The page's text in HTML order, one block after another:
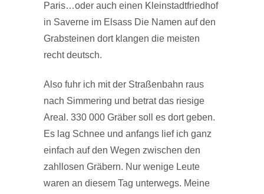
Paris…oder auch einen Kleinstadtfriedhof
in Saverne im Elsass Die Namen auf den
Grabsteinen dort klangen die meisten
recht deutsch.
Also fuhr ich mit der Straßenbahn raus
nach Simmering und betrat das riesige
Areal. 330 000 Gräber soll es dort geben.
Es lag Schnee und anfangs lief ich ganz
einfach auf den Wegen zwischen den
zahllosen Gräbern. Nur wenige Leute
waren an diesem Tag unterwegs. Meine